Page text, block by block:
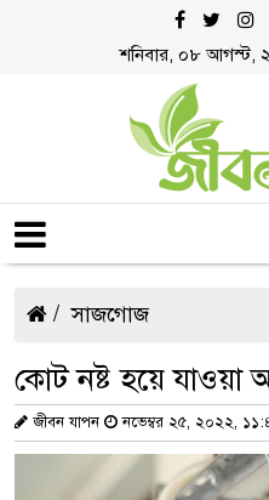
শনিবার, ০৮ আগস্ট,
সাজগোজ
কোট নষ্ট হয়ে
জীবন যাপন নভেম্বর ২৫, ২০২২,